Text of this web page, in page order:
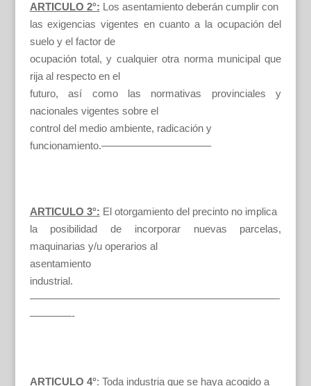
ARTICULO 2°: Los asentamiento deberán cumplir con
las exigencias vigentes en cuanto a la ocupación del
suelo y el factor de
ocupación total, y cualquier otra norma municipal que
rija al respecto en el
futuro, así como las normativas provinciales y
nacionales vigentes sobre el
control del medio ambiente, radicación y
funcionamiento.——————————–
ARTICULO 3°: El otorgamiento del precinto no implica
la posibilidad de incorporar nuevas parcelas,
maquinarias y/u operarios al
asentamiento
industrial.
————————————————————————
————-
ARTICULO 4°: Toda industria que se haya acogido a